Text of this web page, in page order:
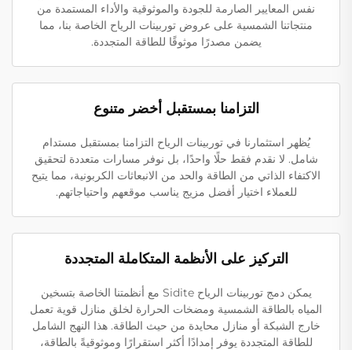
نفس المعايير الصارمة للجودة والموثوقية والأداء المستمدة من
منتجاتنا الشمسية على عروض توربينات الرياح الخاصة بنا، مما
يضمن مصدرًا موثوقًا للطاقة المتجددة.
التزامنا بمستقبل أخضر متنوع
يُظهر استثمارنا في توربينات الرياح التزامنا بمستقبل مستدام
شامل. لا نقدم فقط حلًا واحدًا، بل نوفر مسارات متعددة لتحقيق
الاكتفاء الذاتي من الطاقة والحد من الانبعاثات الكربونية، مما يتيح
للعملاء اختيار أفضل مزيج يناسب موقعهم واحتياجاتهم.
التركيز على الأنظمة المتكاملة المتجددة
يمكن دمج توربينات الرياح Sidite مع أنظمتنا الخاصة بتسخين
المياه بالطاقة الشمسية ومضخات الحرارة لخلق منازل قوية تعمل
خارج الشبكة أو منازل محايدة من حيث الطاقة. هذا النهج الشامل
للطاقة المتجددة يوفر إمدادًا أكثر استقرارًا وموثوقيةً بالطاقة،